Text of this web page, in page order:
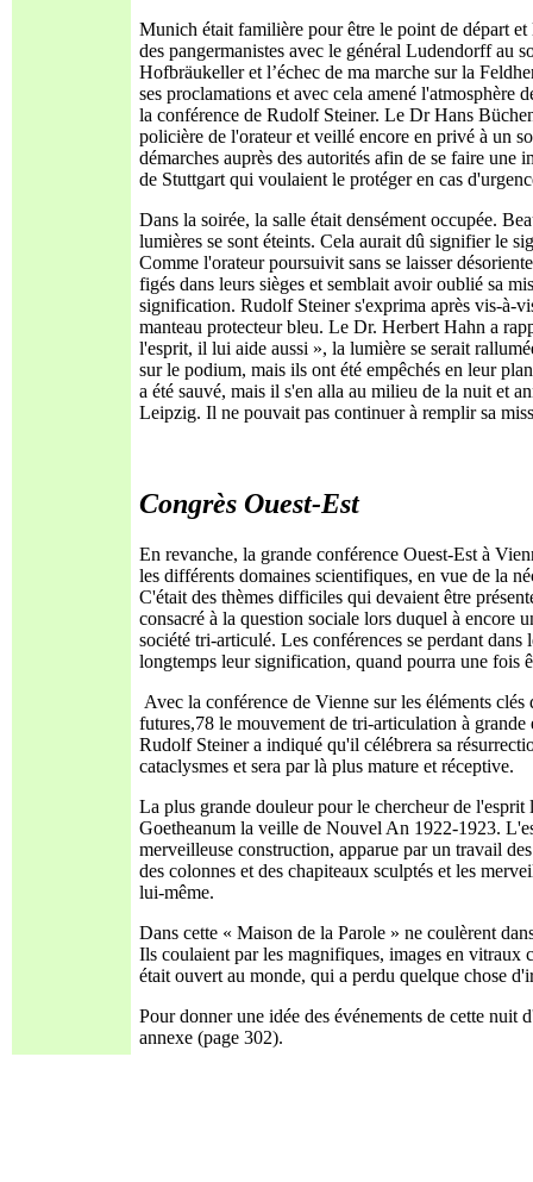
Munich était familière pour être le point de départ
des pangermanistes avec le général Ludendorff au
Hofbräukeller et l’échec de ma marche sur la
ses proclamations et avec cela amené
la conférence de Rudolf Steiner. Le Dr Hans
policière de l'orateur et veillé encore en privé à un
démarches auprès des autorités afin de se faire
de Stuttgart qui voulaient le protéger en cas
Dans la soirée, la salle était densément occupée.
lumières se sont éteints. Cela aurait dû signifier le
Comme l'orateur poursuivit sans se laisser
figés dans leurs sièges et semblait avoir oublié sa
signification. Rudolf Steiner s'exprima après vis-à-
manteau protecteur bleu. Le Dr. Herbert Hahn a
l'esprit, il lui aide aussi », la lumière se serait
sur le podium, mais ils ont été empêchés en leur
a été sauvé, mais il s'en alla au milieu de la nuit et
Leipzig. Il ne pouvait pas continuer à remplir sa
Congrès Ouest-Est
En revanche, la grande conférence Ouest-Est à
les différents domaines scientifiques, en vue de la
C'était des thèmes difficiles qui devaient être
consacré à la question sociale lors duquel à encore
société tri-articulé. Les conférences se perdant
longtemps leur signification, quand pourra une fois
Avec la conférence de Vienne sur les éléments
futures,78 le mouvement de tri-articulation à
Rudolf Steiner a indiqué qu'il célébrera sa
cataclysmes et sera par là plus mature et réceptive.
La plus grande douleur pour le chercheur de
Goetheanum la veille de Nouvel An 1922-1923.
merveilleuse construction, apparue par un travail
des colonnes et des chapiteaux sculptés et les
lui-même.
Dans cette « Maison de la Parole » ne coulèrent
Ils coulaient par les magnifiques, images en
était ouvert au monde, qui a perdu quelque chose
Pour donner une idée des événements de cette
annexe (page 302).